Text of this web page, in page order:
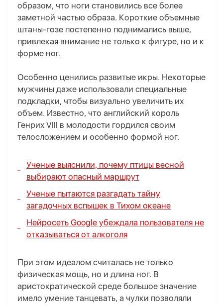
образом, что ноги становились все более
заметной частью образа. Короткие объемные
штаны-гозе постепенно поднимались выше,
привлекая внимание не только к фигуре, но и к
форме ног.
Особенно ценились развитые икры. Некоторые
мужчины даже использовали специальные
подкладки, чтобы визуально увеличить их
объем. Известно, что английский король
Генрих VIII в молодости гордился своим
телосложением и особенно формой ног.
Ученые выяснили, почему птицы весной
выбирают опасный маршрут
Ученые пытаются разгадать тайну
загадочных вспышек в Тихом океане
Нейросеть Google убеждала пользователя не
отказываться от алкоголя
При этом идеалом считалась не только
физическая мощь, но и длина ног. В
аристократической среде большое значение
имело умение танцевать, а чулки позволяли